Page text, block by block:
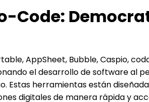
Code:
AppSheet, Bubble, Caspio,
el desarrollo de software al
Estas herramientas están
digitales de manera rápida y